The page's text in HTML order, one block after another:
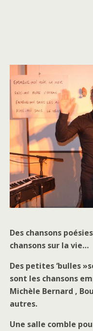
Des chansons
chansons sur la vie…
Des petites ‘bulles
sont les chansons
Michèle Bernard ,
autres.
Une salle comble